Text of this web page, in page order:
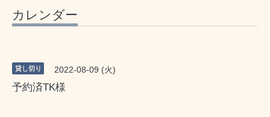
カレンダー
貸し切り 2022-08-09 (火)
予約済TK様